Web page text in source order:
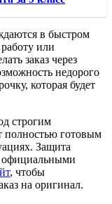
в быстром
или
заказ через
недорого
которая будет
строгим
полностью готовым
Защита
официальными
, чтобы
на оригинал.